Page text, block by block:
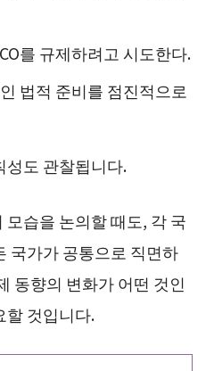
를 규제하려고 시도한다.
법적 준비를 점진적으로
성도 관찰됩니다.
습을 논의할 때도, 각 국
국가가 공통으로 직면하
동향의 변화가 어떤 것인
할 것입니다.